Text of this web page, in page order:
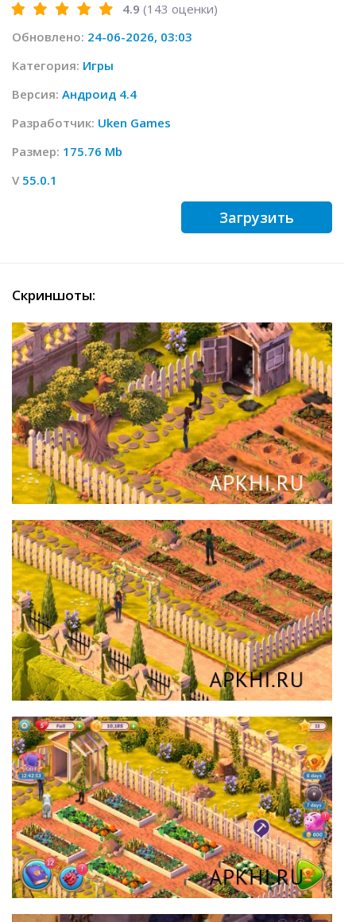
4.9 (143 оценки)
Обновлено: 24-06-2026, 03:03
Категория: Игры
Версия: Андроид 4.4
Разработчик: Uken Games
Размер: 175.76 Mb
V 55.0.1
Загрузить
Скриншоты: